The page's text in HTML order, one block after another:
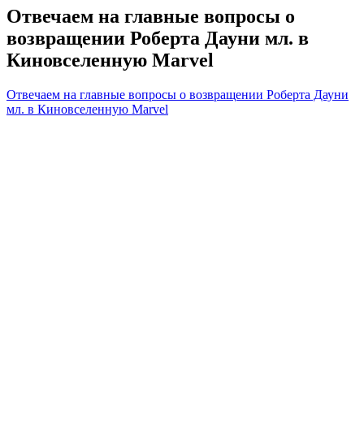
Отвечаем на главные вопросы о
возвращении Роберта Дауни мл. в
Киновселенную Marvel
Отвечаем на главные вопросы о возвращении Роберта Дауни
мл. в Киновселенную Marvel